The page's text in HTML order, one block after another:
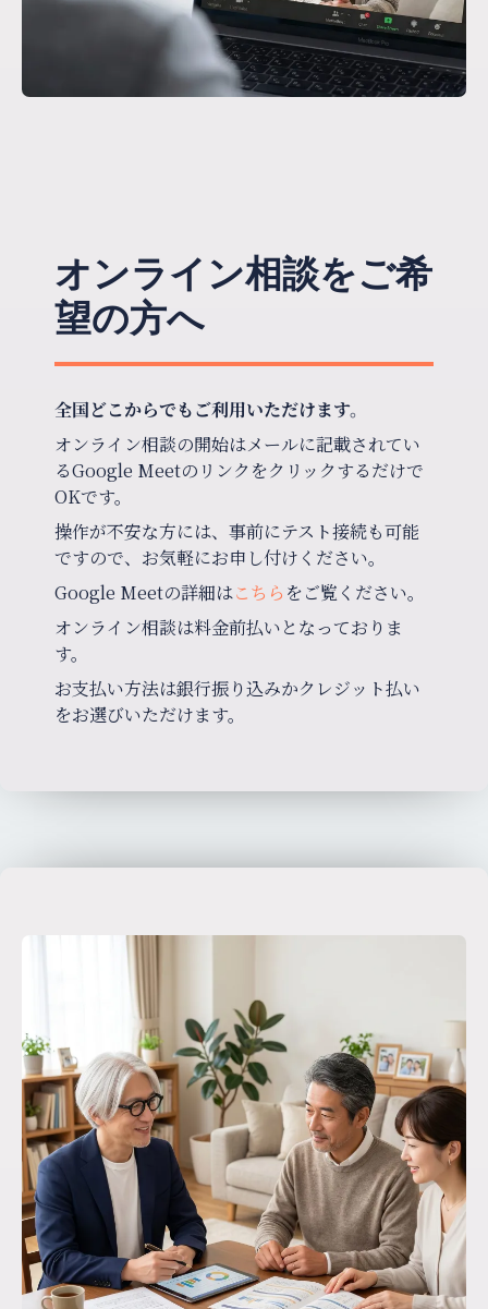
オンライン相談をご希
望の方へ
全国どこからでもご利用いただけます。
オンライン相談の開始はメールに記載されてい
るGoogle Meetのリンクをクリックするだけで
OKです。
操作が不安な方には、事前にテスト接続も可能
ですので、お気軽にお申し付けください。
Google Meetの詳細はこちら をご覧ください。
オンライン相談は料金前払いとなっておりま
す。
お支払い方法は銀行振り込みかクレジット払い
をお選びいただけます。